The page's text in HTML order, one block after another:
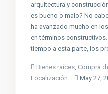
arquitectura y
es bueno o malo? No
ha avanzado mucho en
en términos
tiempo a esta parte, los
Bienes raíces, Compra
Localización
May 27,